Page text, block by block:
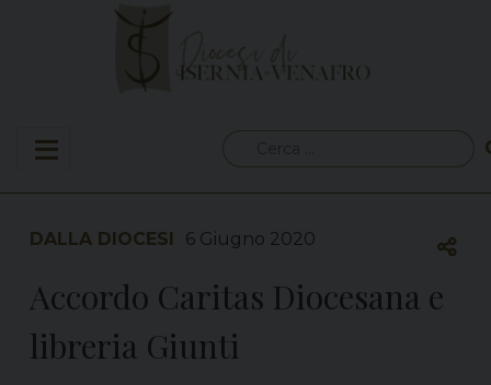
per:
DALLA DIOCESI 6 Giugno 2020
Accordo Caritas Diocesana e
libreria Giunti